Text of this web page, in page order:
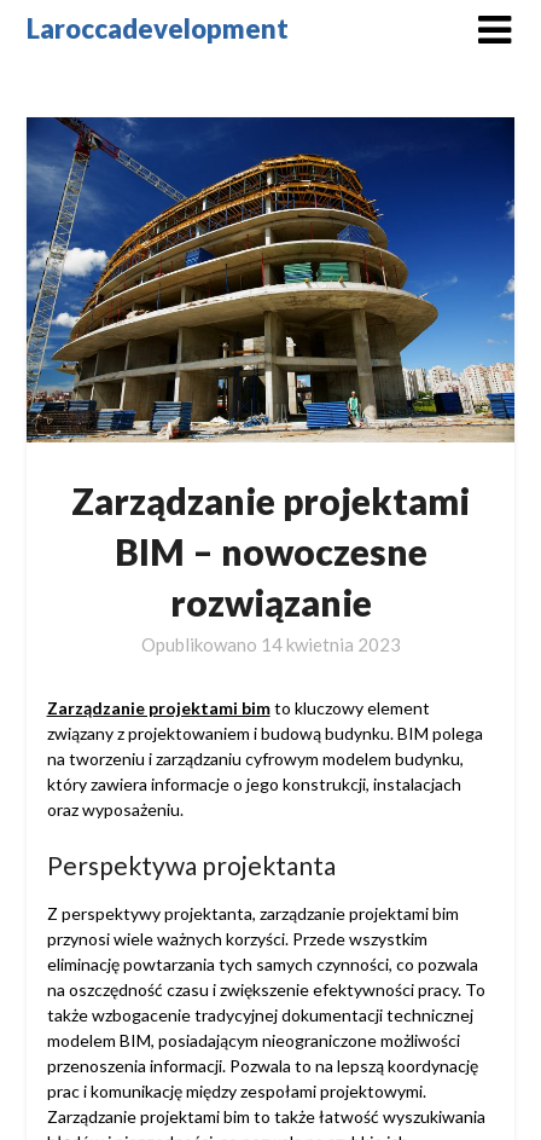
SkipLaroccadevelopment
Zarządzanie projektami
BIM – nowoczesne
rozwiązanie
Opublikowano 14 kwietnia 2023
Zarządzanie projektami bimto kluczowy element
związany z projektowaniem i budową budynku. BIM polega
na tworzeniu i zarządzaniu cyfrowym modelem budynku,
który zawiera informacje o jego konstrukcji, instalacjach
oraz wyposażeniu.
Perspektywa projektanta
Z perspektywy projektanta, zarządzanie projektami bim
przynosi wiele ważnych korzyści. Przede wszystkim
eliminację powtarzania tych samych czynności, co pozwala
na oszczędność czasu i zwiększenie efektywności pracy. To
także wzbogacenie tradycyjnej dokumentacji technicznej
modelem BIM, posiadającym nieograniczone możliwości
przenoszenia informacji. Pozwala to na lepszą koordynację
prac i komunikację między zespołami projektowymi.
Zarządzanie projektami bim to także łatwość wyszukiwania